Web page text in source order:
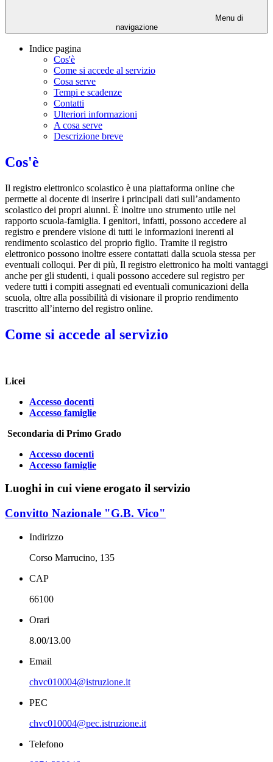
Menu di
navigazione
Indice pagina
Cos'è
Come si accede al servizio
Cosa serve
Tempi e scadenze
Contatti
Ulteriori informazioni
A cosa serve
Descrizione breve
Cos'è
Il registro elettronico scolastico è una piattaforma online che
permette al docente di inserire i principali dati sull’andamento
scolastico dei propri alunni. È inoltre uno strumento utile nel
rapporto scuola-famiglia. I genitori, infatti, possono accedere al
registro e prendere visione di tutti le informazioni inerenti al
rendimento scolastico del proprio figlio. Tramite il registro
elettronico possono inoltre essere contattati dalla scuola stessa per
eventuali colloqui. Per di più, Il registro elettronico ha molti vantaggi
anche per gli studenti, i quali possono accedere sul registro per
vedere tutti i compiti assegnati ed eventuali comunicazioni della
scuola, oltre alla possibilità di visionare il proprio rendimento
trascritto all’interno del registro online.
Come si accede al servizio
Licei
Accesso docenti
Accesso famiglie
Secondaria di Primo Grado
Accesso docenti
Accesso famiglie
Luoghi in cui viene erogato il servizio
Convitto Nazionale "G.B. Vico"
Indirizzo
Corso Marrucino, 135
CAP
66100
Orari
8.00/13.00
Email
chvc010004@istruzione.it
PEC
chvc010004@pec.istruzione.it
Telefono